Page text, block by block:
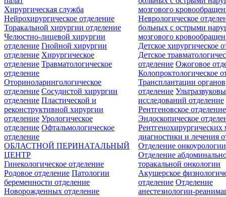
мозгового
Неврологическое
больных с острыми
мозгового
Хирургическая служба
Нейрохирургическое отделение
Торакальной хирургии отделение
Челюстно-лицевой хирургии
отделение Гнойной хирургии
отделение Хирургическое
отделение Травматологическое
отделение
Оториноларингологическое
отделение Сосудистой хирургии
отделение Пластической и
реконструктивной хирургии
отделение Урологическое
отделение Офтальмологическое
отделение
Детское хирургическое
Детское
отделение Ожоговое
Колопроктологическое
Трансплантации органов
отделение
исследований отделение
Рентгеновское отделение
Эндоскопическое
Рентгенохирургических
диагностики и лечения
Отделение онкоурологии
Отделение
торакальной онкологии
ОБЛАСТНОЙ ПЕРИНАТАЛЬНЫЙ
ЦЕНТР
Гинекологическое отделение
Родовое отделение Патологии
беременности отделение
Новорожденных отделение
Акушерское
отделение Отделение
анестезиологии-